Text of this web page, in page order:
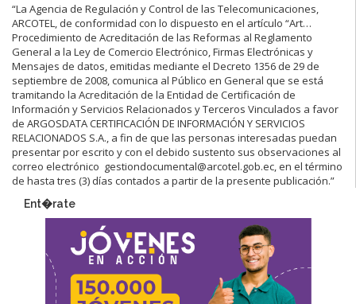
“La Agencia de Regulación y Control de las Telecomunicaciones,
ARCOTEL, de conformidad con lo dispuesto en el artículo “Art…
Procedimiento de Acreditación de las Reformas al Reglamento
General a la Ley de Comercio Electrónico, Firmas Electrónicas y
Mensajes de datos, emitidas mediante el Decreto 1356 de 29 de
septiembre de 2008, comunica al Público en General que se está
tramitando la Acreditación de la Entidad de Certificación de
Información y Servicios Relacionados y Terceros Vinculados a favor
de ARGOSDATA CERTIFICACIÓN DE INFORMACIÓN Y SERVICIOS
RELACIONADOS S.A., a fin de que las personas interesadas puedan
presentar por escrito y con el debido sustento sus observaciones al
correo electrónico gestiondocumental@arcotel.gob.ec, en el término
de hasta tres (3) días contados a partir de la presente publicación.”
Ent�rate